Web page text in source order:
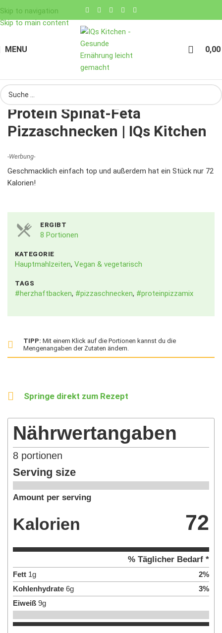
Skip to navigation
Skip to main content
MENU 0,00
Protein Spinat-Feta
Pizzaschnecken | IQs Kitchen
-Werbung-
Geschmacklich einfach top und außerdem hat ein Stück nur 72
Kalorien!
ERGIBT
8 Portionen
KATEGORIE
Hauptmahlzeiten, Vegan & vegetarisch
TAGS
#herzhaftbacken, #pizzaschnecken, #proteinpizzamix
TIPP: Mit einem Klick auf die Portionen kannst du die
Mengenangaben der Zutaten ändern.
Springe direkt zum Rezept
Nährwertangaben
8 portionen
Serving size
Amount per serving
Kalorien 72
% Täglicher Bedarf *
Fett 1g 2%
Kohlenhydrate 6g 3%
Eiweiß 9g